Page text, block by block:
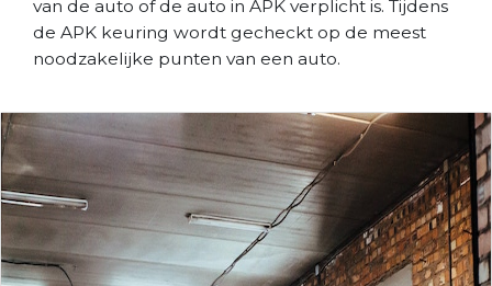
van de auto of de auto in APK verplicht is. Tijdens
de APK keuring wordt gecheckt op de meest
noodzakelijke punten van een auto.